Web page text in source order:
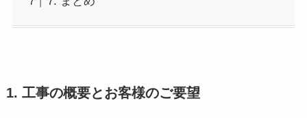
1. 工事の概要とお客様のご要望